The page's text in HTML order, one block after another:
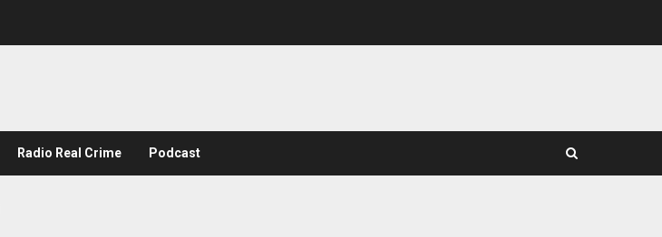
Radio Real Crime Podcast